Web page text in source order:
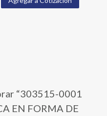
“303515-0001
EN FORMA DE